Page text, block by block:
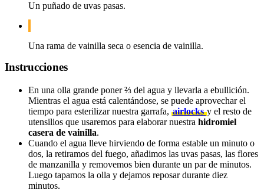
Un puñado de uvas pasas.
Una rama de vainilla seca o esencia de vainilla.
Instrucciones
En una olla grande poner ⅔ del agua y llevarla a ebullición.
Mientras el agua está calentándose, se puede aprovechar el
tiempo para esterilizar nuestra garrafa, airlocksy el resto de
utensilios que usaremos para elaborar nuestra hidromiel
casera de vainilla.
Cuando el agua lleve hirviendo de forma estable un minuto o
dos, la retiramos del fuego, añadimos las uvas pasas, las flores
de manzanilla y removemos bien durante un par de minutos.
Luego tapamos la olla y dejamos reposar durante diez
minutos.